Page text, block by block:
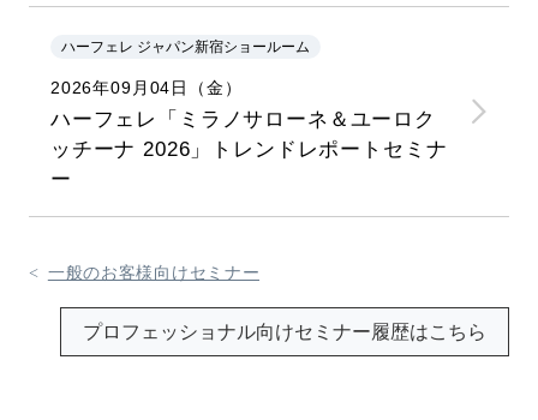
ハーフェレ ジャパン新宿ショールーム
2026年09月04日（金）
ハーフェレ「ミラノサローネ＆ユーロク
ッチーナ 2026」トレンドレポートセミナ
ー
一般のお客様向けセミナー
プロフェッショナル向けセミナー履歴はこちら